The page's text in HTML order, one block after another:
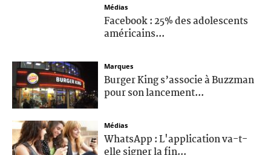
Médias
Facebook : 25% des adolescents
américains...
Marques
Burger King s’associe à Buzzman
pour son lancement...
Médias
WhatsApp : L'application va-t-